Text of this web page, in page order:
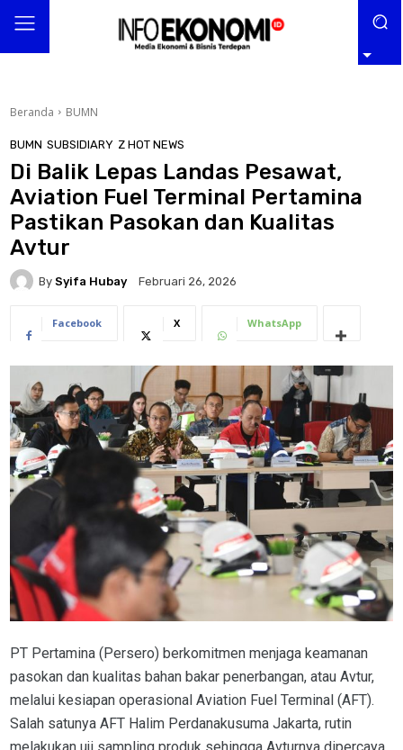
Beranda BUMN
BUMN SUBSIDIARY Z HOT NEWS
Di Balik Lepas Landas Pesawat,
Aviation Fuel Terminal Pertamina
Pastikan Pasokan dan Kualitas
Avtur
By Syifa Hubay Februari 26, 2026
Facebook X WhatsApp
PT Pertamina (Persero) berkomitmen menjaga keamanan
pasokan dan kualitas bahan bakar penerbangan, atau Avtur,
melalui kesiapan operasional Aviation Fuel Terminal (AFT).
Salah satunya AFT Halim Perdanakusuma Jakarta, rutin